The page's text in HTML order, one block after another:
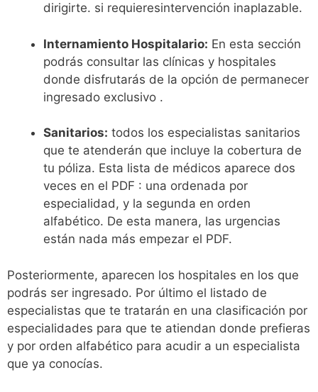
dirigirte. si requieresintervención inaplazable.
Internamiento Hospitalario: En esta sección
podrás consultar las clínicas y hospitales
donde disfrutarás de la opción de permanecer
ingresado exclusivo .
Sanitarios: todos los especialistas sanitarios
que te atenderán que incluye la cobertura de
tu póliza. Esta lista de médicos aparece dos
veces en el PDF : una ordenada por
especialidad, y la segunda en orden
alfabético. De esta manera, las urgencias
están nada más empezar el PDF.
Posteriormente, aparecen los hospitales en los que
podrás ser ingresado. Por último el listado de
especialistas que te tratarán en una clasificación por
especialidades para que te atiendan donde prefieras
y por orden alfabético para acudir a un especialista
que ya conocías.